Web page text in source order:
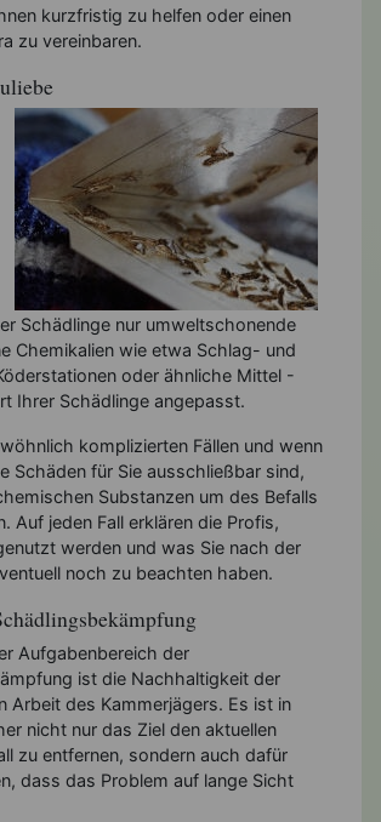
kurzfristig zu helfen oder einen
zu vereinbaren.
Schädlinge nur umweltschonende
Chemikalien wie etwa Schlag- und
oder ähnliche Mittel -
Ihrer Schädlinge angepasst.
komplizierten Fällen und wenn
Schäden für Sie ausschließbar sind,
Substanzen um des Befalls
Auf jeden Fall erklären die Profis,
werden und was Sie nach der
noch zu beachten haben.
Aufgabenbereich der
ist die Nachhaltigkeit der
Arbeit des Kammerjägers. Es ist in
nicht nur das Ziel den aktuellen
zu entfernen, sondern auch dafür
dass das Problem auf lange Sicht